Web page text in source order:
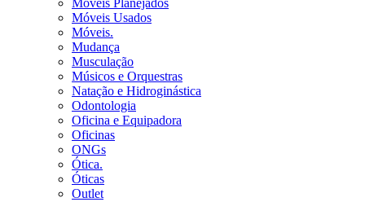
Móveis Planejados
Móveis Usados
Móveis.
Mudança
Musculação
Músicos e Orquestras
Natação e Hidroginástica
Odontologia
Oficina e Equipadora
Oficinas
ONGs
Ótica.
Óticas
Outlet